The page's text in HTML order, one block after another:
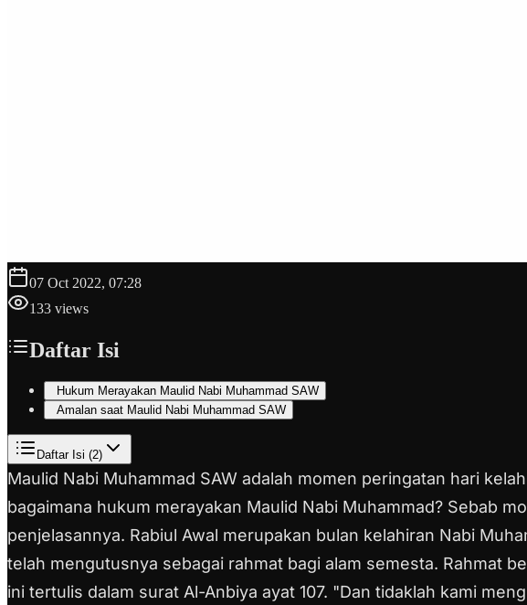
07 Oct 2022, 07:28
133 views
Daftar Isi
Hukum Merayakan Maulid Nabi Muhammad SAW
Amalan saat Maulid Nabi Muhammad SAW
Daftar Isi (2)
Maulid Nabi Muhammad SAW adalah momen peringatan hari
bagaimana hukum merayakan Maulid Nabi Muhammad? Sebab
penjelasannya. Rabiul Awal merupakan bulan kelahiran Nabi
telah mengutusnya sebagai rahmat bagi alam semesta. Rahmat
ini tertulis dalam surat Al-Anbiya ayat 107. "Dan tidaklah kami